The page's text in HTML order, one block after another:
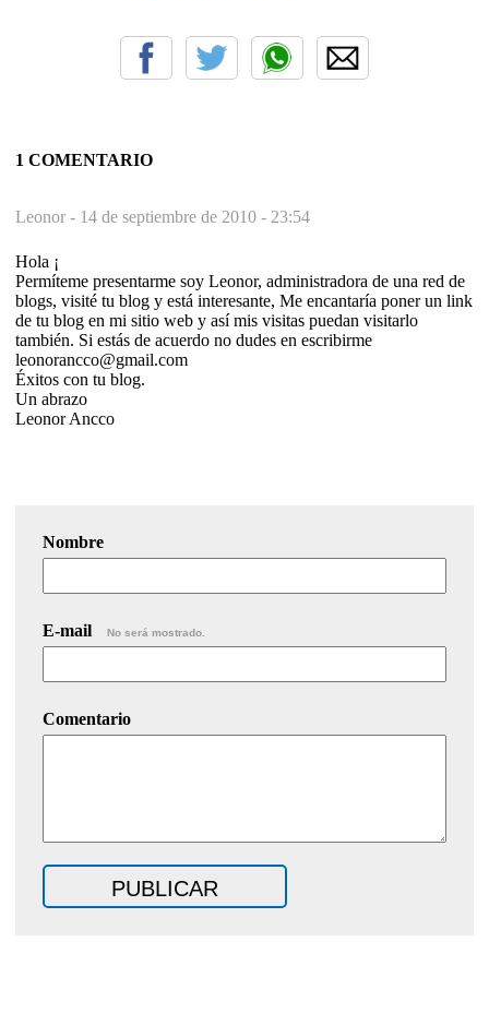
1 COMENTARIO
Leonor - 14 de septiembre de 2010 - 23:54
Hola ¡
Permíteme presentarme soy Leonor, administradora de una red de
blogs, visité tu blog y está interesante, Me encantaría poner un link
de tu blog en mi sitio web y así mis visitas puedan visitarlo
también. Si estás de acuerdo no dudes en escribirme
leonorancco@gmail.com
Éxitos con tu blog.
Un abrazo
Leonor Ancco
Nombre
E-mail No será mostrado.
Comentario